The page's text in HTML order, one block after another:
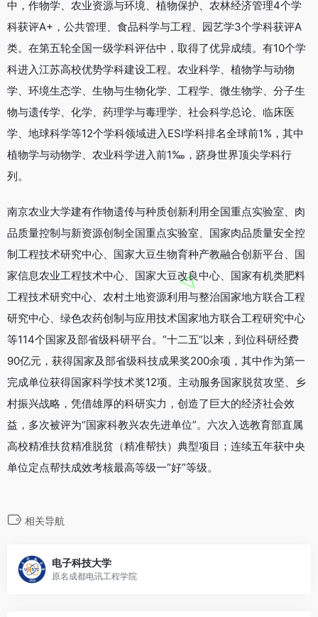
中，作物学、农业资源与环境、植物保护、农林经济管理4个学
科获评A+，公共管理、食品科学与工程、园艺学3个学科获评A
类。在第五轮全国一级学科评估中，取得了优异成绩。有10个学
科进入江苏高校优势学科建设工程。农业科学、植物学与动物
学、环境生态学、生物与生物化学、工程学、微生物学、分子生
物与遗传学、化学、药理学与毒理学、社会科学总论、临床医
学、地球科学等12个学科领域进入ESI学科排名全球前1%，其中
植物学与动物学、农业科学进入前1‱，跻身世界顶尖学科行
列。
南京农业大学建有作物遗传与种质创新利用全国重点实验室、肉
品质量控制与新资源创制全国重点实验室、国家肉品质量安全控
制工程技术研究中心、国家大豆生物育种产教融合创新平台、国
家信息农业工程技术中心、国家大豆改良中心、国家有机类肥料
工程技术研究中心、农村土地资源利用与整治国家地方联合工程
研究中心、绿色农药创制与应用技术国家地方联合工程研究中心
等114个国家及部省级科研平台。“十二五”以来，到位科研经费
90亿元，获得国家及部省级科技成果奖200余项，其中作为第一
完成单位获得国家科学技术奖12项。主动服务国家脱贫攻坚、乡
村振兴战略，凭借雄厚的科研实力，创造了巨大的经济社会效
益，多次被评为“国家科教兴农先进单位”。六次入选教育部直属
高校精准扶贫精准脱贫（精准帮扶）典型项目；连续五年获中央
单位定点帮扶成效考核最高等级一“好”等级。
相关导航
电子科技大学
原名成都电讯工程学院